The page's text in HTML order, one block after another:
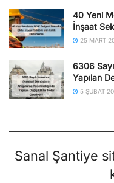
40 Yeni
İnşaat
25 MART
6306
Yapılan
5 ŞUBAT
Sanal Şantiye